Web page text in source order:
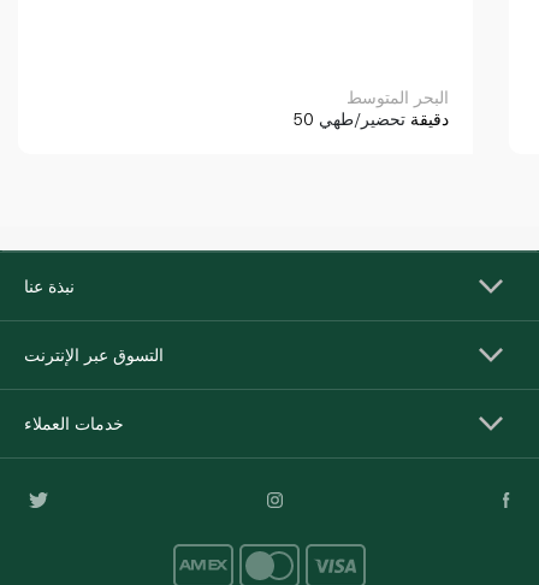
البحر المتوسط
50 دقيقة تحضير/طهي
نبذة عنا
التسوق عبر الإنترنت
خدمات العملاء